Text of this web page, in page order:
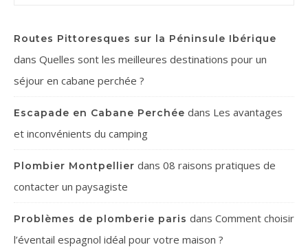
Routes Pittoresques sur la Péninsule Ibérique
dans Quelles sont les meilleures destinations pour un
séjour en cabane perchée ?
Escapade en Cabane Perchée dans Les avantages
et inconvénients du camping
Plombier Montpellier dans 08 raisons pratiques de
contacter un paysagiste
Problèmes de plomberie paris dans Comment choisir
l’éventail espagnol idéal pour votre maison ?